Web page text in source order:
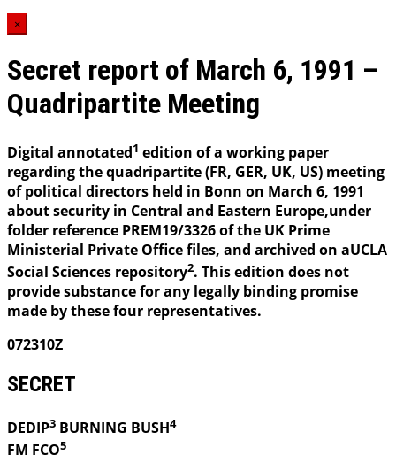
×
Secret report of March 6, 1991 –
Quadripartite Meeting
Digital annotated1 edition of a working paper
regarding the quadripartite (FR, GER, UK, US) meeting
of political directors held in Bonn on March 6, 1991
about security in Central and Eastern Europe,under
folder reference PREM19/3326 of the UK Prime
Ministerial Private Office files, and archived on aUCLA
Social Sciences repository2. This edition does not
provide substance for any legally binding promise
made by these four representatives.
072310Z
SECRET
DEDIP3 BURNING BUSH4
FM FCO5